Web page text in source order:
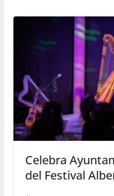
Celebra
del Festival